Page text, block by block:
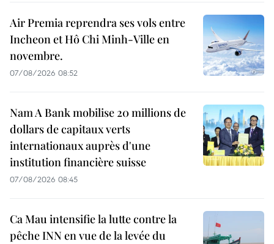
Air Premia reprendra ses vols entre
Incheon et Hô Chi Minh-Ville en
novembre.
07/08/2026 08:52
Nam A Bank mobilise 20 millions de
dollars de capitaux verts
internationaux auprès d'une
institution financière suisse
07/08/2026 08:45
Ca Mau intensifie la lutte contre la
pêche INN en vue de la levée du